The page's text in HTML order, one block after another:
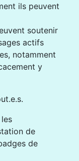
ils peuvent
soutenir
actifs
notamment
y
de
de